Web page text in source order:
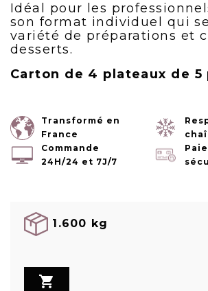
Idéal pour les
son format individuel qui
variété de préparations et
desserts.
Carton de 4 plateaux de 5
Transformé en
France
Commande
24H/24 et 7J/7
1.600 kg
